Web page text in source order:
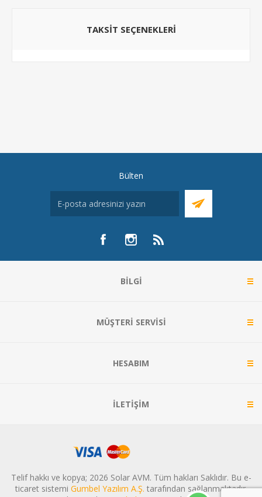
TAKSIT SEÇENEKLERI
Bülten
BILGI
MÜŞTERI SERVISI
HESABIM
İLETIŞIM
Telif hakkı ve kopya; 2026 Solar AVM. Tüm hakları Saklıdır. Bu e-
ticaret sistemi Gumbel Yazılım A.Ş. tarafından sağlanmaktadır.